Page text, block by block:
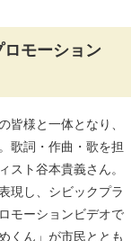
モーション
皆様と一体となり、
歌詞・作曲・歌を担
スト谷本貴義さん。
現し、シビックプラ
モーションビデオで
くん」が市民ととも